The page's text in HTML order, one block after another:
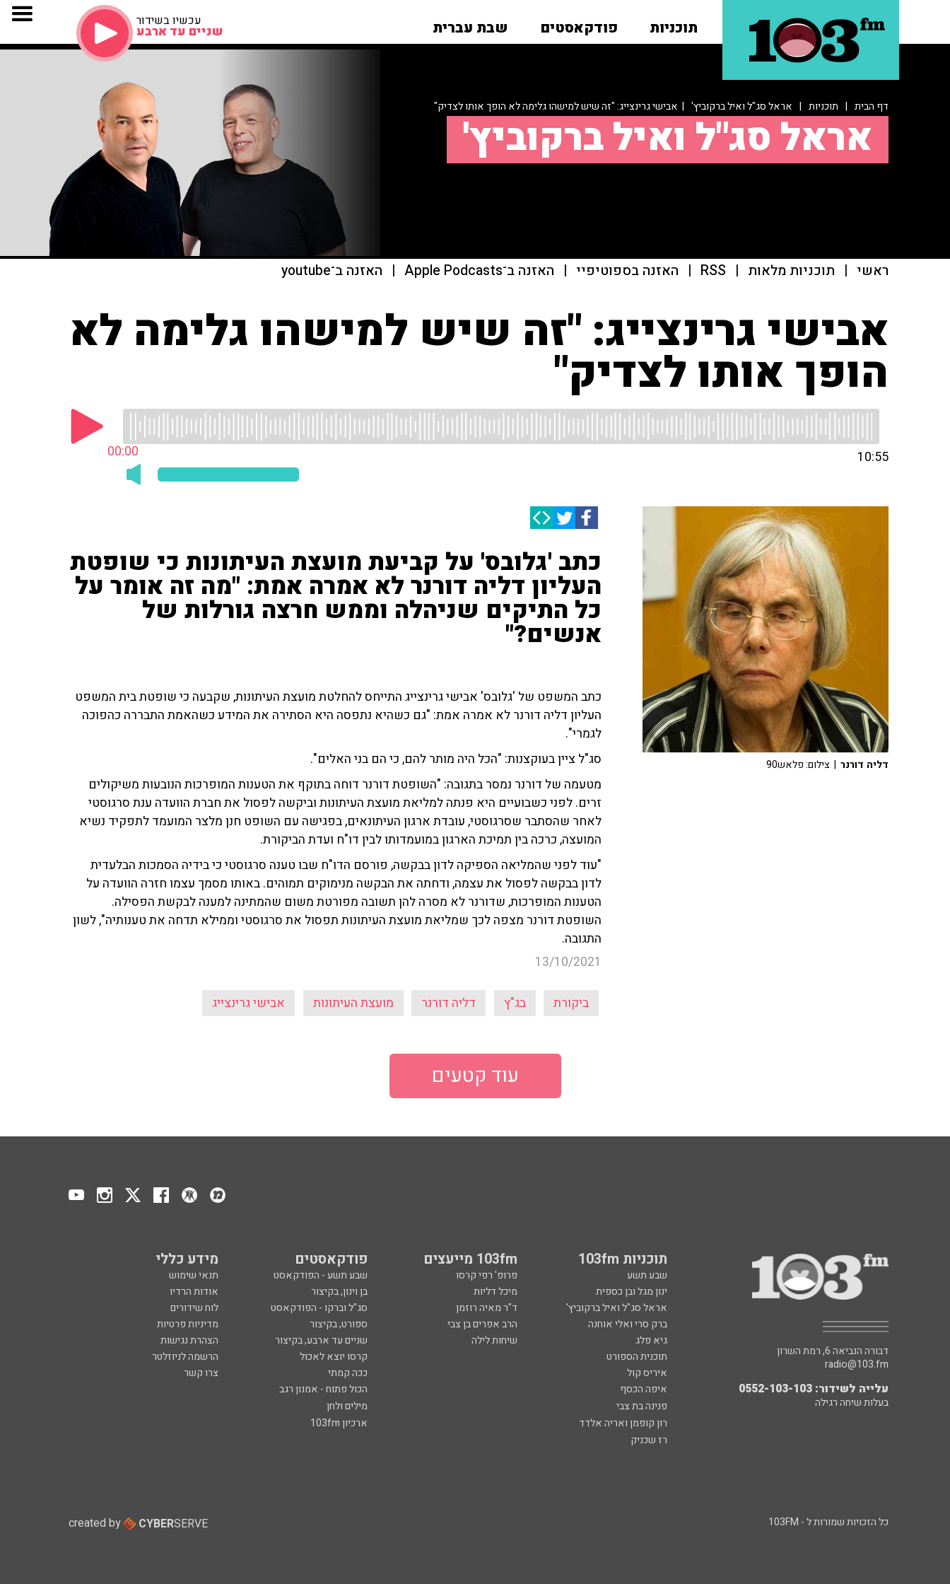
תוכניות פודקאסטים שבת עברית עכשיו בשידור
שניים עד ארבע
דף הבית | תוכניות | אראל סג"ל ואיל ברקוביץ' | אבישי גרינצייג: "זה שיש למישהו גלימה לא הופך אותו לצדיק"
אראל סג"ל ואיל ברקוביץ'
ראשי | תוכניות מלאות |
RSS
| האזנה בספוטיפיי | האזנה ב־Apple Podcasts | האזנה ב־youtube
אבישי גרינצייג: "זה שיש למישהו גלימה לא
הופך אותו לצדיק"
00:00 10:55
כתב 'גלובס' על קביעת מועצת העיתונות כי שופטת
העליון דליה דורנר לא אמרה אמת: "מה זה אומר על
כל התיקים שניהלה וממש חרצה גורלות של
אנשים?"
כתב המשפט של 'גלובס' אבישי גרינצייג התייחס להחלטת מועצת העיתונות, שקבעה כי שופטת בית המשפט
העליון דליה דורנר לא אמרה אמת: "גם כשהיא נתפסה היא הסתירה את המידע כשהאמת התבררה כהפוכה
לגמרי".
סג"ל ציין בעוקצנות: "הכל היה מותר להם, כי הם בני האלים".
מטעמה של דורנר נמסר בתגובה: "השופטת דורנר דוחה בתוקף את הטענות המופרכות הנובעות משיקולים
זרים. לפני כשבועיים היא פנתה למליאת מועצת העיתונות וביקשה לפסול את חברת הוועדה ענת סרגוסטי
לאחר שהסתבר שסרגוסטי, עובדת ארגון העיתונאים, בפגישה עם השופט חנן מלצר המועמד לתפקיד נשיא
המועצה, כרכה בין תמיכת הארגון במועמדותו לבין דו"ח ועדת הביקורת.
"עוד לפני שהמליאה הספיקה לדון בבקשה, פורסם הדו"ח שבו טענה סרגוסטי כי בידיה הסמכות הבלעדית
לדון בבקשה לפסול את עצמה, ודחתה את הבקשה מנימוקים תמוהים. באותו מסמך עצמו חזרה הוועדה על
הטענות המופרכות, שדורנר לא מסרה להן תשובה מפורטת משום שהמתינה למענה לבקשת הפסילה.
השופטת דורנר מצפה לכך שמליאת מועצת העיתונות תפסול את סרגוסטי וממילא תדחה את טענותיה", לשון
התגובה.
13/10/2021
ביקורת בג"ץ דליה דורנר מועצת העיתונות אבישי גרינצייג
דליה דורנר | צילום: פלאש90
עוד קטעים
תוכניות 103fm 103fm מייעצים פודקאסטים מידע כללי
שבע תשע פרופ' רפי קרסו שבע תשע - הפודקאסט
תנאי שימוש
ינון מגל ובן כספית
מיכל דליות בן וינון, בקיצור
אודות הרדיו
אראל סג"ל ואיל ברקוביץ'
ד"ר מאיה רוזמן סג"ל וברקו - הפודקאסט
לוח שידורים
ברק סרי ואלי אוחנה
הרב אפרים בן צבי ספורט, בקיצור
מדיניות פרטיות
גיא פלג
שיחות לילה שניים עד ארבע, בקיצור
הצהרת נגישות
תוכנית הספורט
קרסו יוצא לאכול
הרשמה לניוזלטר
איריס קול
ככה קמתי
צרו קשר
איפה הכסף
הכול פתוח - אמנון רגב
פנינה בת צבי
מילים ולחן
רון קופמן ואריה אלדד
ארכיון 103fm
רז שכניק
דבורה הנביאה 6, רמת השרון
radio@103.fm
עלייה לשידור: 0552-103-103
בעלות שיחה רגילה
כל הזכויות שמורות ל - 103FM created by CYBERSERVE